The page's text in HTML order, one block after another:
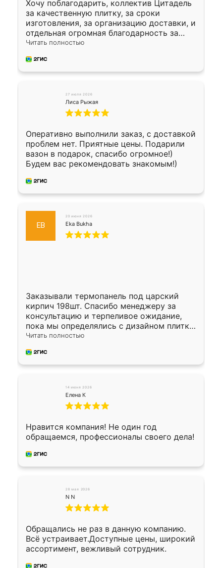
Хочу поблагодарить, коллектив Цитадель
за качественную плитку, за сроки
изготовления, за организацию доставки, и
отдельная огромная благодарность за
укладку плитки Оганесу, за два дня 70 кв,
Читать полностью
27 июля 2026
Лиса Рыжая
Оперативно выполнили заказ, с доставкой
проблем нет. Приятные цены. Подарили
вазон в подарок, спасибо огромное!)
Будем вас рекомендовать знакомым!)
EB
20 июня 2026
Eka Bukha
Заказывали термопанель под царский
кирпич 198шт. Спасибо менеджеру за
консультацию и терпеливое ожидание,
пока мы определялись с дизайном плитки.
Исполнен заказ в срок, спасибо
предоплата наличкой 50%. Накануне с
водителем договорились о доставке в
Окончательный расчет при получении.
Огромная благодарность водителю, помог
выгрузить. Получили коробку плитки на
Осталось дело за малым-монтировать)))
Подарили два больших вазона трапеция
из архитектурного бетона-красота.
Читать полностью
14 июня 2026
Елена К
Нравится компания! Не один год
обращаемся, профессионалы своего дела!
28 мая 2026
N N
Обращались не раз в данную компанию.
Всё устраивает.Доступные цены, широкий
ассортимент, вежливый сотрудник.